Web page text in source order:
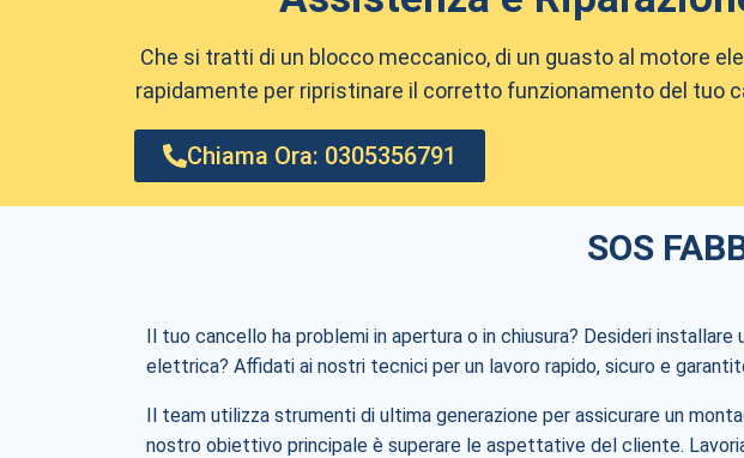
Che si tratti di un blocco meccanico, di un guasto al motore
rapidamente per ripristinare il corretto funzionamento del tuo
Chiama Ora: 0305356791
SOS
Il tuo cancello ha problemi in apertura o in chiusura? Desideri installare
elettrica? Affidati ai nostri tecnici per un lavoro rapido, sicuro e
Il team utilizza strumenti di ultima generazione per assicurare un
nostro obiettivo principale è superare le aspettative del cliente.